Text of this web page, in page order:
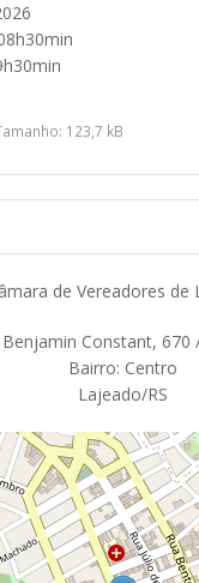
123,7 kB
de Vereadores de
Benjamin Constant, 670
Bairro: Centro
Lajeado/RS